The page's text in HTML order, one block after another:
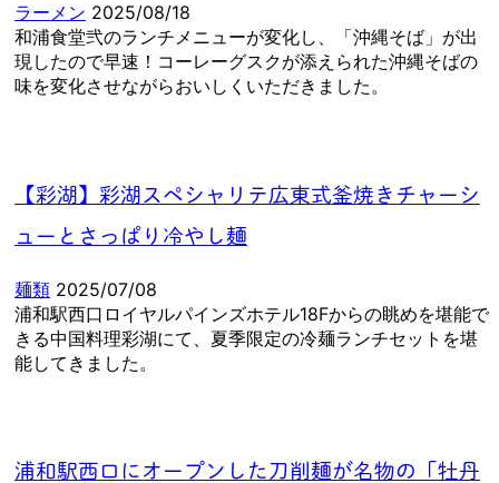
ラーメン 2025/08/18
和浦食堂弐のランチメニューが変化し、「沖縄そば」が出
現したので早速！コーレーグスクが添えられた沖縄そばの
味を変化させながらおいしくいただきました。
【彩湖】彩湖スペシャリテ広東式釜焼きチャーシ
ューとさっぱり冷やし麺
麺類 2025/07/08
浦和駅西口ロイヤルパインズホテル18Fからの眺めを堪能で
きる中国料理彩湖にて、夏季限定の冷麺ランチセットを堪
能してきました。
浦和駅西口にオープンした刀削麺が名物の「牡丹